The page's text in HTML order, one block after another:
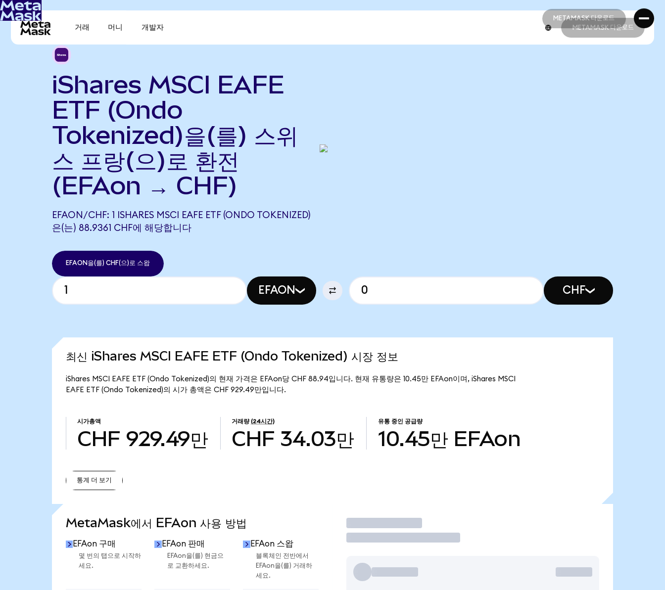
METAMASK 다운로드
METAMASK 다운로드
거래 머니 개발자 METAMASK 다운로드
iShares MSCI EAFE
ETF (Ondo
Tokenized)을(를) 스위
스 프랑(으)로 환전
(EFAon → CHF)
EFAON/CHF: 1 ISHARES MSCI EAFE ETF (ONDO TOKENIZED)
은(는) 88.9361 CHF에 해당합니다
EFAON을(를) CHF(으)로 스왑
EFAON CHF
최신 iShares MSCI EAFE ETF (Ondo Tokenized) 시장 정보
iShares MSCI EAFE ETF (Ondo Tokenized)의 현재 가격은 EFAon당 CHF 88.94입니다. 현재 유통량은 10.45만 EFAon이며, iShares MSCI
EAFE ETF (Ondo Tokenized)의 시가 총액은 CHF 929.49만입니다.
시가총액
CHF 929.49만
거래량 (24시간)
CHF 34.03만
유통 중인 공급량
10.45만 EFAon
통계 더 보기
MetaMask에서 EFAon 사용 방법
EFAon 구매
몇 번의 탭으로 시작하
세요.
EFAon 판매
EFAon을(를) 현금으
로 교환하세요.
EFAon 스왑
블록체인 전반에서
EFAon을(를) 거래하
세요.
거래